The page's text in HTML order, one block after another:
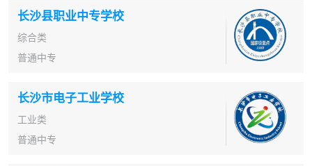
长沙县职业中专学校
综合类
普通中专
长沙市电子工业学校
工业类
普通中专